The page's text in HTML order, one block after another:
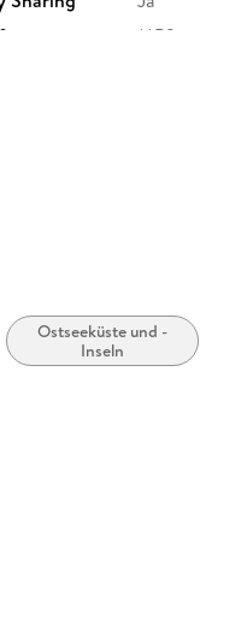
MP3
Ostseeküste und -
Inseln